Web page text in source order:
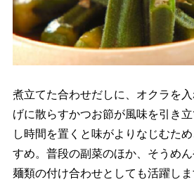
煮立てた合わせだしに、オクラを
げに散らすかつお節が風味を引き
し時間を置くと味がよりなじむた
すめ。普段の副菜のほか、そうめ
麺類の付け合わせとしても活躍しま